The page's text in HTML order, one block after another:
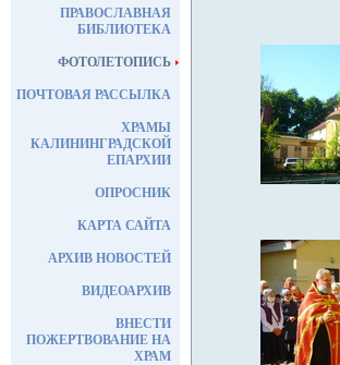
ПРАВОСЛАВНАЯ
БИБЛИОТЕКА
ФОТОЛЕТОПИСЬ
ПОЧТОВАЯ РАССЫЛКА
ХРАМЫ
КАЛИНИНГРАДСКОЙ
ЕПАРХИИ
ОПРОСНИК
КАРТА САЙТА
АРХИВ НОВОСТЕЙ
ВИДЕОАРХИВ
ВНЕСТИ
ПОЖЕРТВОВАНИЕ НА
ХРАМ